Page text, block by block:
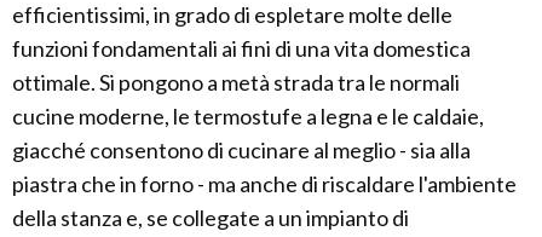
efficientissimi, in grado di espletare molte delle
funzioni fondamentali ai fini di una vita domestica
ottimale. Si pongono a metà strada tra le normali
cucine moderne, le termostufe a legna e le caldaie,
giacché consentono di cucinare al meglio - sia alla
piastra che in forno - ma anche di riscaldare l'ambiente
della stanza e, se collegate a un impianto di